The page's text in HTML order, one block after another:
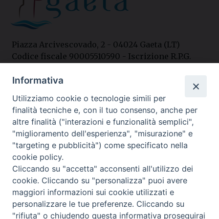
Piazza Arcivescovado, 2 - 04024 Gaeta (LT)
Codice fiscale 90005510590 - Iscrizione R.P.G.
Contatti
Curia
Tel. 0771.740341
Palazzo De Vio
Tel. 0771.464088
I nostri social
Informativa
Utilizziamo cookie o tecnologie simili per
finalità tecniche e, con il tuo consenso, anche per
altre finalità ("interazioni e funzionalità semplici",
"miglioramento dell'esperienza", "misurazione" e
"targeting e pubblicità") come specificato nella
cookie policy.
Cliccando su "accetta" acconsenti all'utilizzo dei
cookie. Cliccando su "personalizza" puoi avere
maggiori informazioni sui cookie utilizzati e
personalizzare le tue preferenze. Cliccando su
"rifiuta" o chiudendo questa informativa proseguirai